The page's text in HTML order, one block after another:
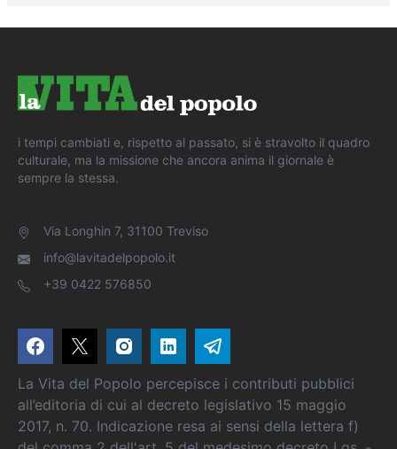
i tempi cambiati e, rispetto al passato, si è stravolto il quadro
culturale, ma la missione che ancora anima il giornale è
sempre la stessa.
Via Longhin 7, 31100 Treviso
info@lavitadelpopolo.it
+39 0422 576850
La Vita del Popolo percepisce i contributi pubblici
all’editoria di cui al decreto legislativo 15 maggio
2017, n. 70. Indicazione resa ai sensi della lettera f)